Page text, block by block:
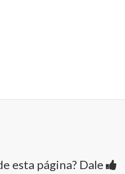
esta página? Dale